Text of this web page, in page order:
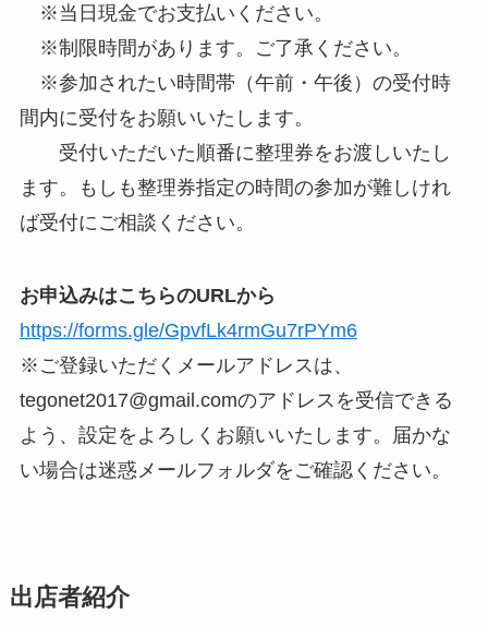
※当日現金でお支払いください。
※制限時間があります。ご了承ください。
※参加されたい時間帯（午前・午後）の受付時
間内に受付をお願いいたします。
受付いただいた順番に整理券をお渡しいたし
ます。もしも整理券指定の時間の参加が難しけれ
ば受付にご相談ください。
お申込みはこちらのURLから
https://forms.gle/GpvfLk4rmGu7rPYm6
※ご登録いただくメールアドレスは、
tegonet2017@gmail.comのアドレスを受信できる
よう、設定をよろしくお願いいたします。届かな
い場合は迷惑メールフォルダをご確認ください。
出店者紹介